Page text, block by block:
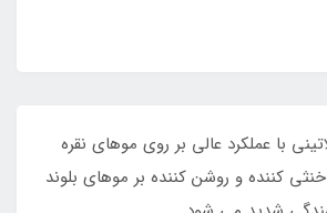
با عملکرد عالی بر روی موهای نقره
کننده و روشن کننده بر موهای بلوند